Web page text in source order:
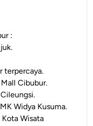
:
terpercaya.
Cibubur.
Widya Kusuma.
Wisata